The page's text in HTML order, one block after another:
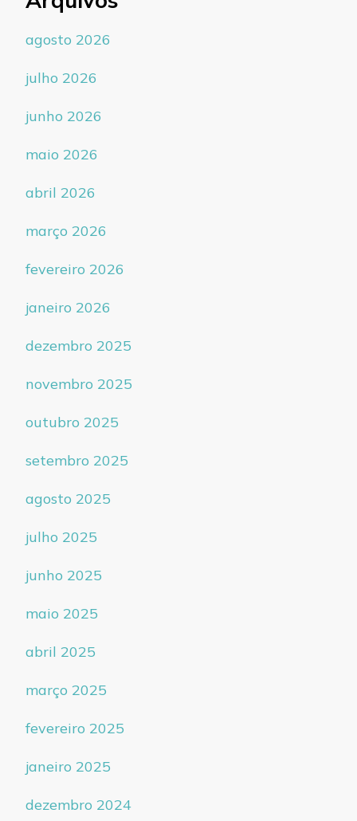
agosto 2026
julho 2026
junho 2026
maio 2026
abril 2026
março 2026
fevereiro 2026
janeiro 2026
dezembro 2025
novembro 2025
outubro 2025
setembro 2025
agosto 2025
julho 2025
junho 2025
maio 2025
abril 2025
março 2025
fevereiro 2025
janeiro 2025
dezembro 2024